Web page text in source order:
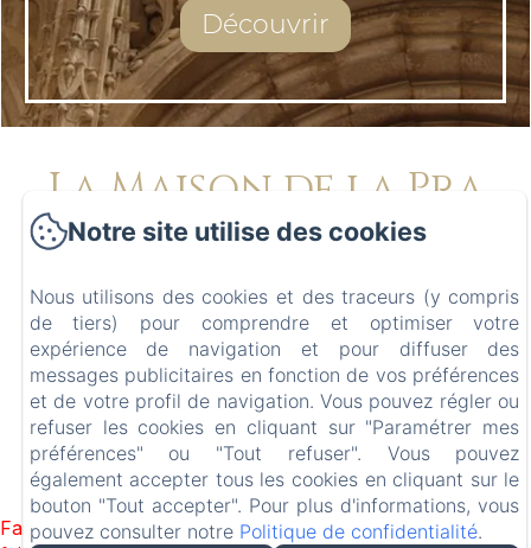
Découvrir
La Maison de la Pra
Politique de confidentialité
Informations sur les cookies
8 Rue de l'equerre, Valence, 26000, France
hello@maisondelapra.com
+33 4 75 43 69 73
Créé par Amenitiz
Failed to load BookingEngine/index: Loading chunk 1322
Notre site utilise des cookies
Nous utilisons des cookies et des traceurs (y compris
de tiers) pour comprendre et optimiser votre
expérience de navigation et pour diffuser des
messages publicitaires en fonction de vos préférences
et de votre profil de navigation. Vous pouvez régler ou
refuser les cookies en cliquant sur "Paramétrer mes
préférences" ou "Tout refuser". Vous pouvez
également accepter tous les cookies en cliquant sur le
bouton "Tout accepter". Pour plus d'informations, vous
pouvez consulter notre Politique de confidentialité.